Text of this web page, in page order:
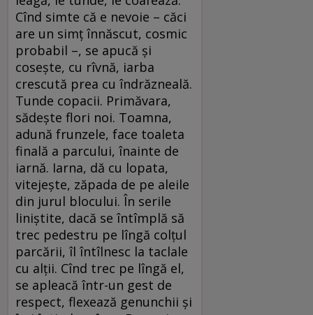
Cînd simte că e nevoie – căci
are un simţ înnăscut, cosmic
probabil –, se apucă şi
coseşte, cu rîvnă, iarba
crescută prea cu îndrăzneală.
Tunde copacii. Primăvara,
sădeşte flori noi. Toamna,
adună frunzele, face toaleta
finală a parcului, înainte de
iarnă. Iarna, dă cu lopata,
vitejeşte, zăpada de pe aleile
din jurul blocului. În serile
liniştite, dacă se întîmplă să
trec pedestru pe lîngă colţul
parcării, îl întîlnesc la taclale
cu alţii. Cînd trec pe lîngă el,
se apleacă într-un gest de
respect, flexează genunchii şi